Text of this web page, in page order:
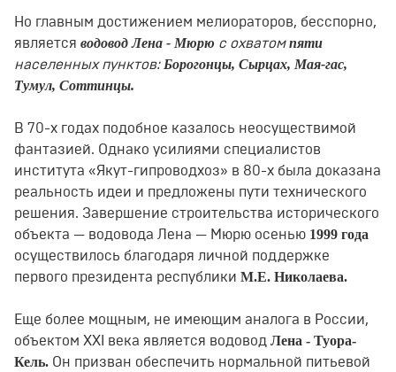
Но главным достижением мелиораторов, бесспорно,
является водовод Лена - Мюрю с охватомпяти
населенных пунктов: Борогонцы, Сырцах, Мая-гас,
Тумул, Соттинцы.
В 70-х годах подобное казалось неосуществимой
фантазией. Однако усилиями специалистов
института «Якут-гипроводхоз» в 80-х была доказана
реальность идеи и предложены пути технического
решения. Завершение строительства исторического
объекта — водовода Лена — Мюрю осенью 1999 года
осуществилось благодаря личной поддержке
первого президента республики М.Е. Николаева.
Еще более мощным, не имеющим аналога в России,
объектом XXI века является водовод Лена - Туора-
Кель. Он призван обеспечить нормальной питьевой